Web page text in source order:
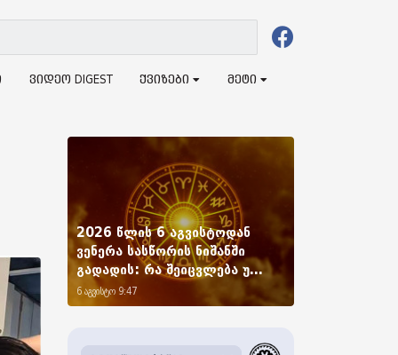
ვიდეო DIGEST ქვიზები მეტი
2026 წლის 6 აგვისტოდან
ვენერა სასწორის ნიშანში
გადადის: რა შეიცვლება უ...
6 აგვისტო 9:47